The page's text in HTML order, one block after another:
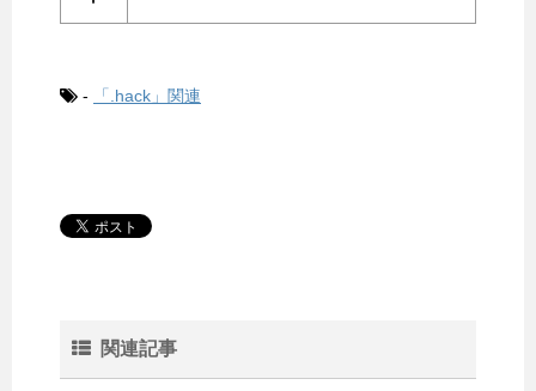
- 「.hack」関連
関連記事